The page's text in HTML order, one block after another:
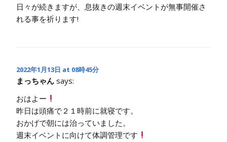
日々が続きますが、息抜きの週末イベントが無事開催さ
れる事を祈ります!
2022年1月13日 at 08時45分
まっちゃん says:
おはよー
昨日は頭痛で２１時前に就寝です。
おかげで朝には治っていました。
週末イベントに向けて体調管理です